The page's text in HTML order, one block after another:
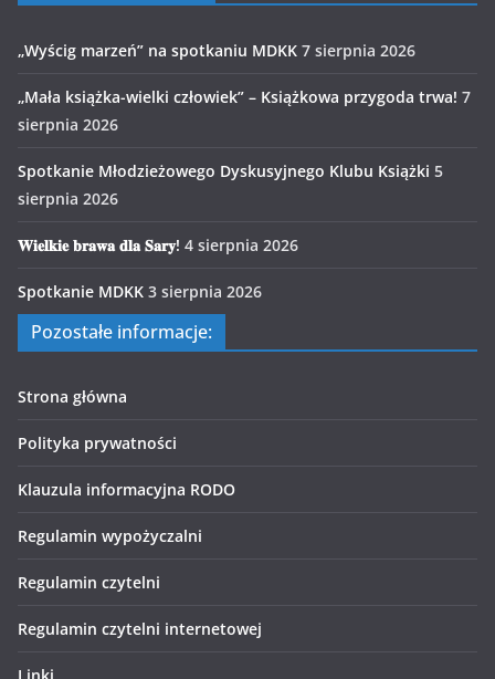
„Wyścig marzeń” na spotkaniu MDKK 7 sierpnia 2026
„Mała książka-wielki człowiek” – Książkowa przygoda trwa! 7
sierpnia 2026
Spotkanie Młodzieżowego Dyskusyjnego Klubu Książki 5
sierpnia 2026
𝐖𝐢𝐞𝐥𝐤𝐢𝐞 𝐛𝐫𝐚𝐰𝐚 𝐝𝐥𝐚 𝐒𝐚𝐫𝐲! 4 sierpnia 2026
Spotkanie MDKK 3 sierpnia 2026
Pozostałe informacje:
Strona główna
Polityka prywatności
Klauzula informacyjna RODO
Regulamin wypożyczalni
Regulamin czytelni
Regulamin czytelni internetowej